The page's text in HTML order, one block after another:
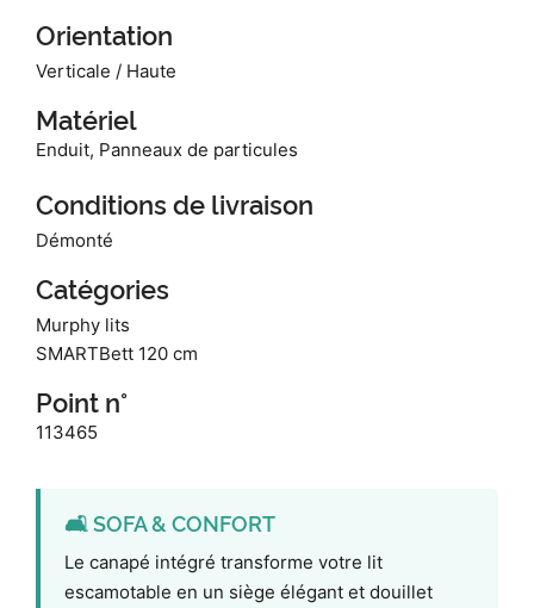
Orientation
Verticale / Haute
Matériel
Enduit, Panneaux de particules
Conditions de livraison
Démonté
Catégories
Murphy lits
SMARTBett 120 cm
Point n°
113465
🛋️ SOFA & CONFORT
Le canapé intégré transforme votre lit
escamotable en un siège élégant et douillet